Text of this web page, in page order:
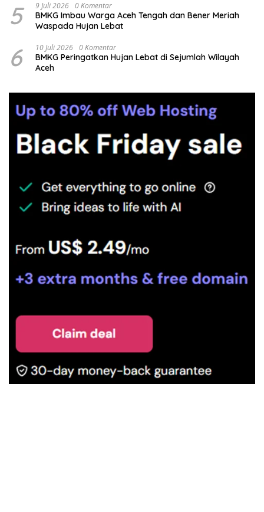
5 9 Juli 2026 0 Komentar
BMKG Imbau Warga Aceh Tengah dan Bener Meriah
Waspada Hujan Lebat
6 10 Juli 2026 0 Komentar
BMKG Peringatkan Hujan Lebat di Sejumlah Wilayah
Aceh